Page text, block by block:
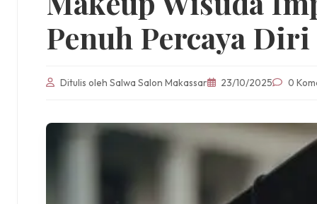
Penuh Percaya
Ditulis oleh Salwa Salon Makassar 23/10/2025 0